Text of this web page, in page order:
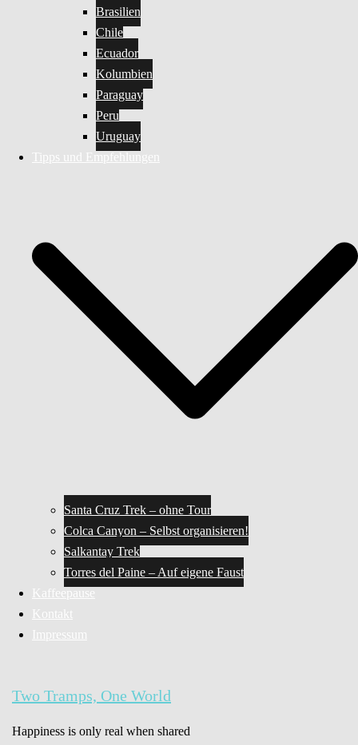
Brasilien
Chile
Ecuador
Kolumbien
Paraguay
Peru
Uruguay
Tipps und Empfehlungen
Santa Cruz Trek – ohne Tour
Colca Canyon – Selbst organisieren!
Salkantay Trek
Torres del Paine – Auf eigene Faust
Kaffeepause
Kontakt
Impressum
Two Tramps, One World
Happiness is only real when shared